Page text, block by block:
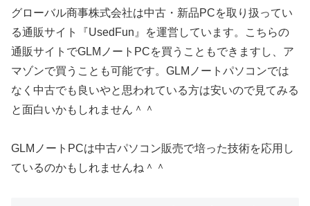
グローバル商事株式会社は中古・新品PCを取り扱ってい
る通販サイト『UsedFun』を運営しています。こちらの
通販サイトでGLMノートPCを買うこともできますし、ア
マゾンで買うことも可能です。GLMノートパソコンでは
なく中古でも良いやと思われている方は安いので見てみる
と面白いかもしれません＾＾
GLMノートPCは中古パソコン販売で培った技術を応用し
ているのかもしれませんね＾＾